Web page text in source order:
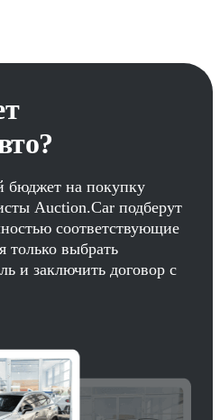
бюджет на покупку
Auction.Car подберут
соответствующие
только выбрать
и заключить договор с